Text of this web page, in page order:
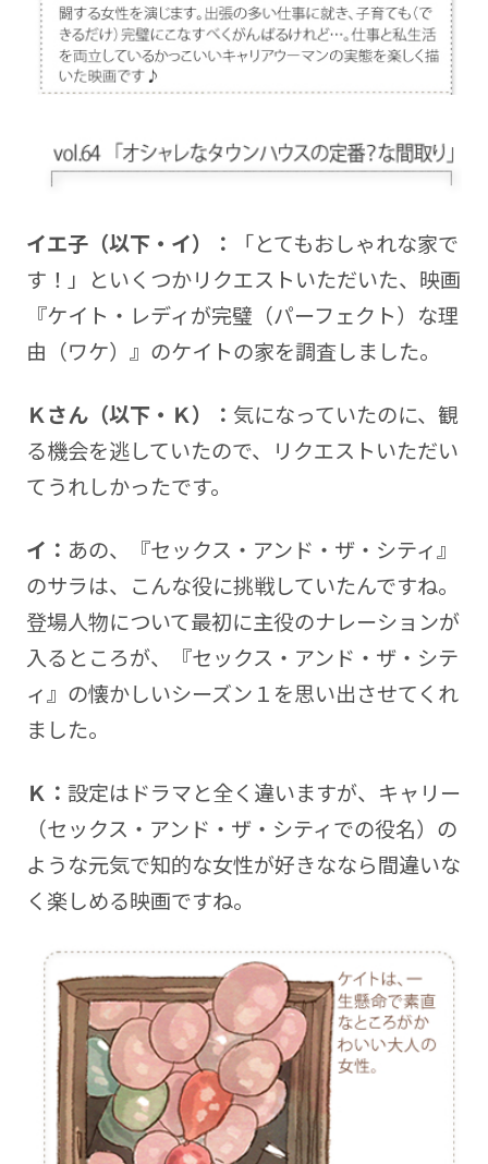
イエ子（以下・イ）：
「とてもおしゃれな家で
す！」といくつかリクエストいただいた、映画
『ケイト・レディが完璧（パーフェクト）な理
由（ワケ）』のケイトの家を調査しました。
Ｋさん（以下・Ｋ）： 気になっていたのに、観
る機会を逃していたので、リクエストいただい
てうれしかったです。
イ： あの、『セックス・アンド・ザ・シティ』
のサラは、こんな役に挑戦していたんですね。
登場人物について最初に主役のナレーションが
入るところが、『セックス・アンド・ザ・シテ
ィ』の懐かしいシーズン１を思い出させてくれ
ました。
Ｋ： 設定はドラマと全く違いますが、キャリー
（セックス・アンド・ザ・シティでの役名）の
ような元気で知的な女性が好きななら間違いな
く楽しめる映画ですね。